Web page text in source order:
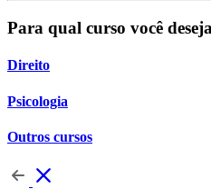
Para qual curso você
Direito
Psicologia
Outros cursos